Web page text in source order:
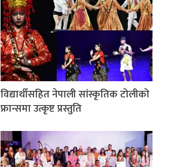
विद्यार्थीसहित नेपाली सांस्कृतिक टोलीको
फ्रान्समा उत्कृष्ट प्रस्तुति